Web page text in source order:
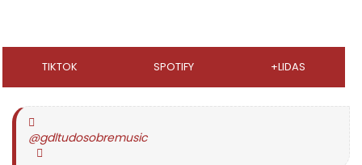
TIKTOK SPOTIFY +LIDAS
@gdltudosobremusic